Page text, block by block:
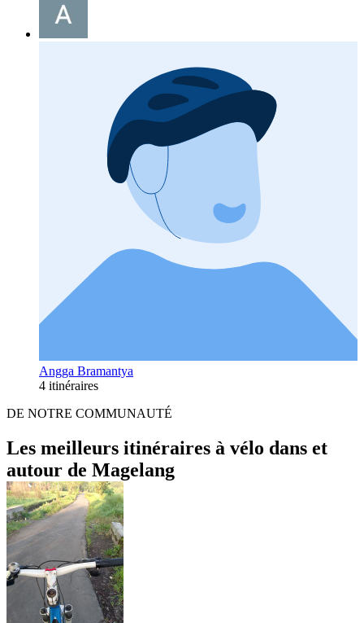
Angga Bramantya
4 itinéraires
DE NOTRE COMMUNAUTÉ
Les meilleurs itinéraires à vélo dans et
autour de Magelang